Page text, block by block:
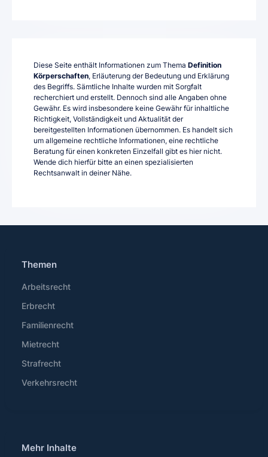
Diese Seite enthält Informationen zum Thema Definition
Körperschaften, Erläuterung der Bedeutung und Erklärung
des Begriffs. Sämtliche Inhalte wurden mit Sorgfalt
recherchiert und erstellt. Dennoch sind alle Angaben ohne
Gewähr. Es wird insbesondere keine Gewähr für inhaltliche
Richtigkeit, Vollständigkeit und Aktualität der
bereitgestellten Informationen übernommen. Es handelt sich
um allgemeine rechtliche Informationen, eine rechtliche
Beratung für einen konkreten Einzelfall gibt es hier nicht.
Wende dich hierfür bitte an einen spezialisierten
Rechtsanwalt in deiner Nähe.
Themen
Arbeitsrecht
Erbrecht
Familienrecht
Mietrecht
Strafrecht
Verkehrsrecht
Mehr Inhalte